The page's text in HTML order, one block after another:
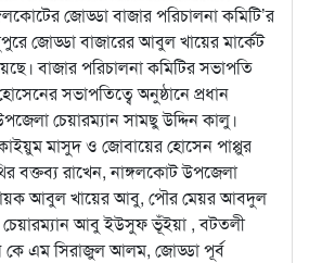
জোড্ডা বাজার পরিচালনা কমিটি’র
জোড্ডা বাজারের আবুল খায়ের মার্কেট
বাজার পরিচালনা কমিটির সভাপতি
সভাপতিত্বে অনুষ্ঠানে প্রধান
চেয়ারম্যান সামছু উদ্দিন কালু।
মাসুদ ও জোবায়ের হোসেন পাপ্পুর
বক্তব্য রাখেন, নাঙ্গলকোট উপজেলা
আবুল খায়ের আবু, পৌর মেয়র আবদুল
আবু ইউসুফ ভূঁইয়া , বটতলী
কে এম সিরাজুল আলম, জোড্ডা পূর্ব